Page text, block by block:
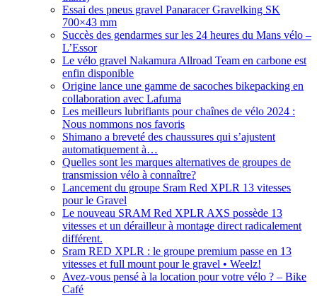
Essai des pneus gravel Panaracer Gravelking SK
700×43 mm
Succès des gendarmes sur les 24 heures du Mans vélo –
L’Essor
Le vélo gravel Nakamura Allroad Team en carbone est
enfin disponible
Origine lance une gamme de sacoches bikepacking en
collaboration avec Lafuma
Les meilleurs lubrifiants pour chaînes de vélo 2024 :
Nous nommons nos favoris
Shimano a breveté des chaussures qui s’ajustent
automatiquement à…
Quelles sont les marques alternatives de groupes de
transmission vélo à connaître?
Lancement du groupe Sram Red XPLR 13 vitesses
pour le Gravel
Le nouveau SRAM Red XPLR AXS possède 13
vitesses et un dérailleur à montage direct radicalement
différent.
Sram RED XPLR : le groupe premium passe en 13
vitesses et full mount pour le gravel • Weelz!
Avez-vous pensé à la location pour votre vélo ? – Bike
Café